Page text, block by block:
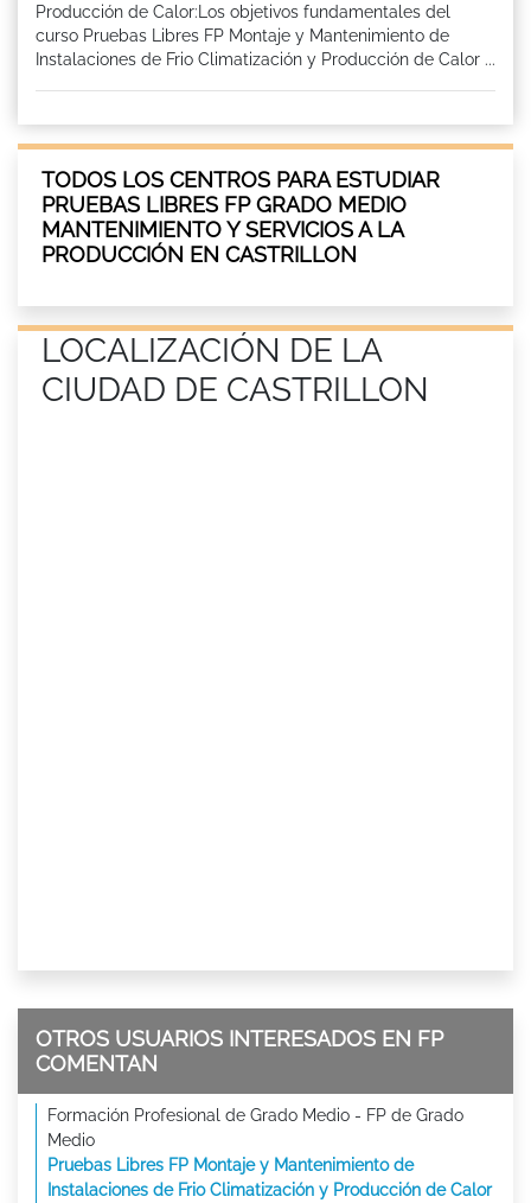
Producción de Calor:Los objetivos fundamentales del
curso Pruebas Libres FP Montaje y Mantenimiento de
Instalaciones de Frio Climatización y Producción de Calor ...
TODOS LOS CENTROS PARA ESTUDIAR
PRUEBAS LIBRES FP GRADO MEDIO
MANTENIMIENTO Y SERVICIOS A LA
PRODUCCIÓN EN CASTRILLON
LOCALIZACIÓN DE LA
CIUDAD DE CASTRILLON
OTROS USUARIOS INTERESADOS EN FP
COMENTAN
Formación Profesional de Grado Medio - FP de Grado
Medio
Pruebas Libres FP Montaje y Mantenimiento de
Instalaciones de Frio Climatización y Producción de Calor